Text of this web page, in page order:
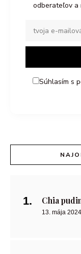
odberateľov a
Súhlasím s
Chia
13. mája 2024